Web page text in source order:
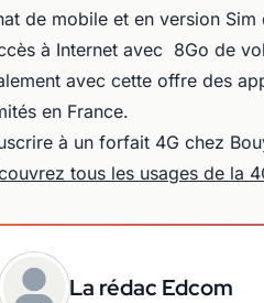
de mobile et en version
à Internet avec 8Go de
avec cette offre des
en France.
à un forfait 4G chez
tous les usages de la
La rédac Edcom